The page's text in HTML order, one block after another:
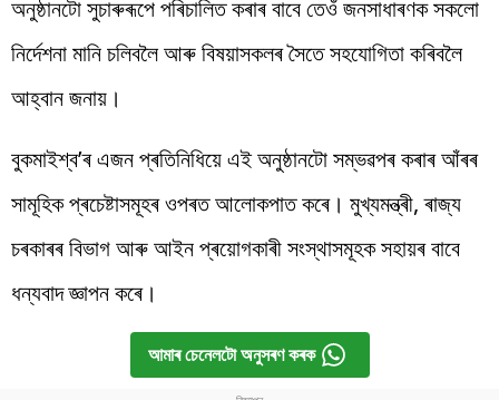
অনুষ্ঠানটো সুচাৰুৰূপে পৰিচালিত কৰাৰ বাবে তেওঁ জনসাধাৰণক সকলো
নিৰ্দেশনা মানি চলিবলৈ আৰু বিষয়াসকলৰ সৈতে সহযোগিতা কৰিবলৈ
আহ্বান জনায়।
বুকমাইশ্ব’ৰ এজন প্ৰতিনিধিয়ে এই অনুষ্ঠানটো সম্ভৱপৰ কৰাৰ আঁৰৰ
সামূহিক প্ৰচেষ্টাসমূহৰ ওপৰত আলোকপাত কৰে। মুখ্যমন্ত্ৰী, ৰাজ্য
চৰকাৰৰ বিভাগ আৰু আইন প্ৰয়োগকাৰী সংস্থাসমূহক সহায়ৰ বাবে
ধন্যবাদ জ্ঞাপন কৰে।
আমাৰ চেনেলটো অনুসৰণ কৰক